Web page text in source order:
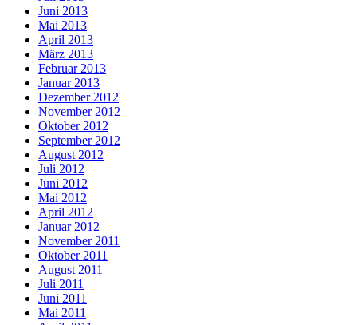
Juni 2013
Mai 2013
April 2013
März 2013
Februar 2013
Januar 2013
Dezember 2012
November 2012
Oktober 2012
September 2012
August 2012
Juli 2012
Juni 2012
Mai 2012
April 2012
Januar 2012
November 2011
Oktober 2011
August 2011
Juli 2011
Juni 2011
Mai 2011